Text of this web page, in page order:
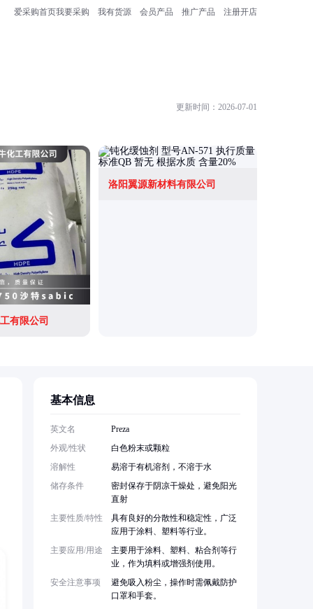
爱采购首页我要采购 我有货源 会员产品 推广产品 注册开店
更新时间：2026-07-01
有限公司
洛阳翼源新材料有限公司
基本信息
英文名
Preza
外观/性状
白色粉末或颗粒
溶解性
易溶于有机溶剂，不溶于水
储存条件
密封保存于阴凉干燥处，避免阳光
直射
主要性质/特性
具有良好的分散性和稳定性，广泛
应用于涂料、塑料等行业。
主要应用/用途
主要用于涂料、塑料、粘合剂等行
业，作为填料或增强剂使用。
安全注意事项
避免吸入粉尘，操作时需佩戴防护
口罩和手套。